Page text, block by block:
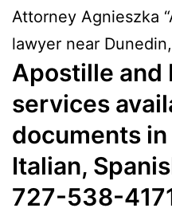
Attorney Agnieszka
lawyer near
Apostille and
services
documents in
Italian,
727-538-